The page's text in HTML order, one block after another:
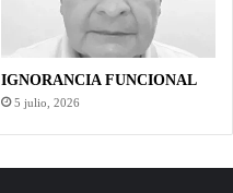
IGNORANCIA FUNCIONAL
5 julio, 2026